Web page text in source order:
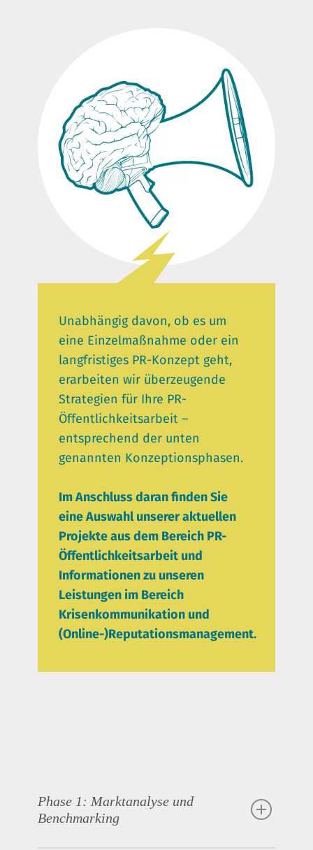
Unabhängig davon, ob es um
eine Einzelmaßnahme oder ein
langfristiges PR-Konzept geht,
erarbeiten wir überzeugende
Strategien für Ihre PR-
Öffentlichkeitsarbeit –
entsprechend der unten
genannten Konzeptionsphasen.
Im Anschluss daran finden Sie
eine Auswahl unserer aktuellen
Projekte aus dem Bereich PR-
Öffentlichkeitsarbeit und
Informationen zu unseren
Leistungen im Bereich
Krisenkommunikation und
(Online-)Reputationsmanagement.
Phase 1: Marktanalyse und
Benchmarking